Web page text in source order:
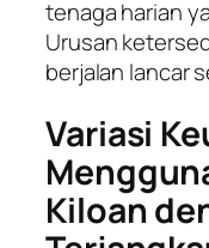
tenaga harian
Urusan
berjalan lancar
Variasi
Kiloan